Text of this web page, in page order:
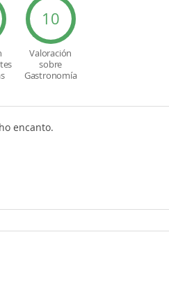
10
Valoración
sobre
Gastronomía
encanto.